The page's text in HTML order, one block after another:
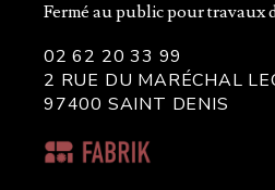
Fermé au public pour travaux
02 62 20 33 99
2 RUE DU MARÉCHAL
97400 SAINT DENIS